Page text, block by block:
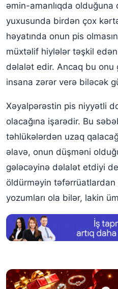
əmin-amanlıqda olduğuna
yuxusunda birdən çox
həyatında onun pis
müxtəlif hiylələr təşkil
dəlalət edir. Ancaq bu onu
insana zərər verə biləcək
Xəyalpərəstin pis niyyətli
olacağına işarədir. Bu
təhlükələrdən uzaq
əlavə, onun düşməni
gələcəyinə dəlalət etdiyi
öldürməyin təfərrüatlardan
yozumları ola bilər, lakin